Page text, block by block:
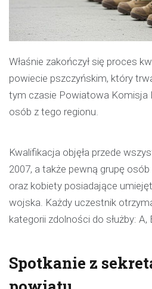
Właśnie zakończył się proces
powiecie pszczyńskim, który
tym czasie Powiatowa Komisja
osób z tego regionu.
Kwalifikacja objęła przede
2007, a także pewną grupę
oraz kobiety posiadające
wojska. Każdy uczestnik
kategorii zdolności do służby: A,
Spotkanie z